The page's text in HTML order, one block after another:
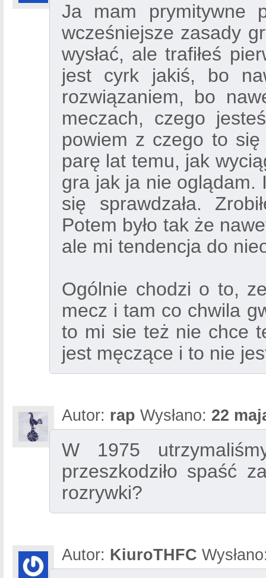
Ja mam prymitywne
wcześniejsze zasady
wysłać, ale trafiłeś
jest cyrk jakiś, bo
rozwiązaniem, bo
meczach, czego
powiem z czego to się
parę lat temu, jak
gra jak ja nie oglądam.
się sprawdzała.
Potem było tak że
ale mi tendencja do
Ogólnie chodzi o to,
mecz i tam co chwila
to mi sie też nie chce
jest męczące i to nie
Autor: rap Wysłano: 22
W 1975
przeszkodziło spaść
rozrywki?
Autor: KiuroTHFC